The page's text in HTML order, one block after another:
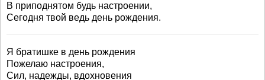
В приподнятом будь настроении,
Сегодня твой ведь день рождения.
Я братишке в день рождения
Пожелаю настроения,
Сил, надежды, вдохновения